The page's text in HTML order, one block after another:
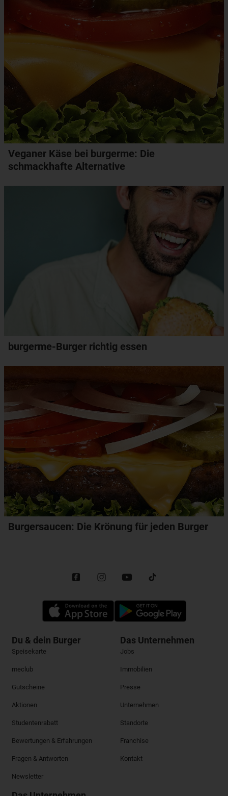
Veganer Käse bei burgerme: Die
schmackhafte Alternative
burgerme-Burger richtig essen
Burgersaucen: Die Krönung für jeden Burger
Du & dein Burger
Speisekarte
meclub
Gutscheine
Aktionen
Studentenrabatt
Bewertungen & Erfahrungen
Fragen & Antworten
Newsletter
Das Unternehmen
Jobs
Immobilien
Presse
Unternehmen
Standorte
Franchise
Kontakt